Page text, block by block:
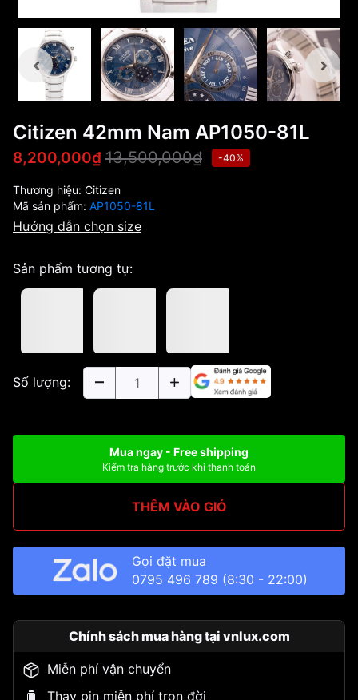
Citizen 42mm Nam AP1050-81L
8,200,000₫ 13,500,000₫ -40%
Thương hiệu: Citizen
Mã sản phẩm: AP1050-81L
Hướng dẫn chọn size
Sản phẩm tương tự:
Số lượng:
Mua ngay - Free shipping
Kiểm tra hàng trước khi thanh toán
THÊM VÀO GIỎ
Gọi đặt mua
0795 496 789 (8:30 - 22:00)
Chính sách mua hàng tại vnlux.com
Miễn phí vận chuyển
Thay pin miễn phí trọn đời